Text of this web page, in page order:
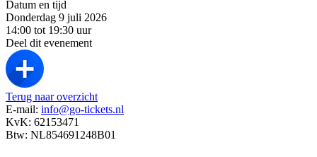
Datum en tijd
Donderdag 9 juli 2026
14:00 tot 19:30 uur
Deel dit evenement
Terug naar overzicht
E-mail: info@go-tickets.nl
KvK: 62153471
Btw: NL854691248B01